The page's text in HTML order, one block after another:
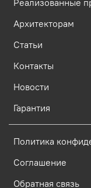
Реализованные
Архитекторам
Статьи
Контакты
Новости
Гарантия
Политика
Соглашение
Обратная связь